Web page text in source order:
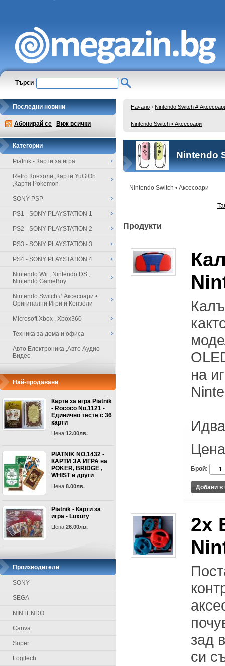
Търси
Последни новини
Абонирай се Виж всички
Категории
Piatnik - Карти за игра
Retro Конзоли ,Карти YuGiOh
,Карти Pokemon
SONY PSP
PS1 - SONY PLAYSTATION 1
PS2 - SONY PLAYSTATION 2
PS3 - SONY PLAYSTATION 3
PS4 - SONY PLAYSTATION 4
Nintendo Wii , Nintendo DS ,
Nintendo GameBoy
Nintendo Switch # Аксесоари •
Оригинални Игри и Конзоли
Microsoft Xbox , Xbox360
Техника за дома и офиса
Авто Електроника ,Авто Аудио
Видео
Най-продавани
Карти за игра Piatnik
- Rococo No.1121 -
Единично тесте с 36
карти
Цена:12.00лв.
PIATNIK NO.1432 -
КАРТИ ЗА ИГРА на
POKER, BRIDGE ,
WHIST и други
Цена:8.00лв.
Piatnik - Карти за
игра - Luxury
Цена:26.00лв.
Производители
SONY
SEGA
NINTENDO
Canva
Super
Logitech
Начало › Nintendo Switch #
Nintendo Switch • Аксесоари
Nintendo
Nintendo Switch • Аксесоари
Продукти
на
Брой:
2x
зад
си